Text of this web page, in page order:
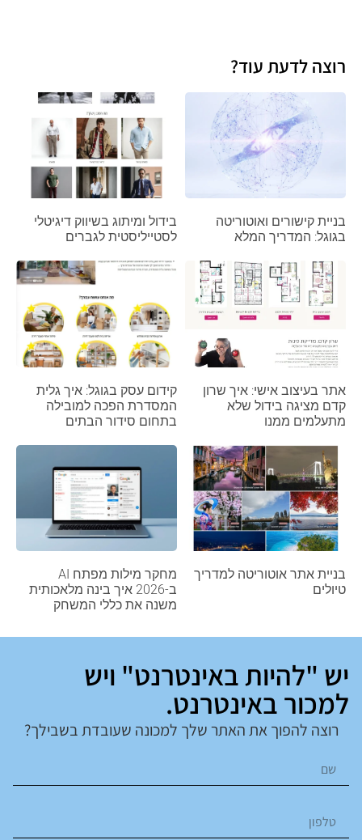
רוצה לדעת עוד?
בניית קישורים ואוטוריטה
בגוגל: המדריך המלא
בידול ומיתוג בשיווק דיגיטלי
לסטייליסטית לגברים
אתר בעיצוב אישי: איך שרון
קדם מציגה בידול שלא
מתעלמים ממנו
קידום עסק בגוגל: איך גלית
המסדרת הפכה למובילה
בתחום סידור הבתים
בניית אתר אוטוריטה למדריך
טיולים
מחקר מילות מפתח AI
ב-2026 איך בינה מלאכותית
משנה את כללי המשחק
יש "להיות באינטרנט" ויש
למכור באינטרנט.
רוצה להפוך את האתר שלך למכונה שעובדת בשבילך?